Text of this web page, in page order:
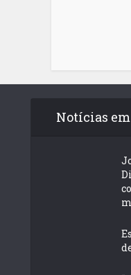
Notícias